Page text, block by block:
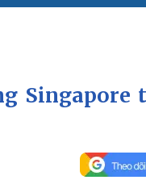
Thể thao